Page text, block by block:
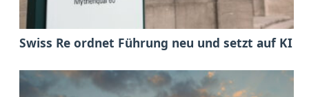
Swiss Re ordnet Führung neu und setzt auf KI